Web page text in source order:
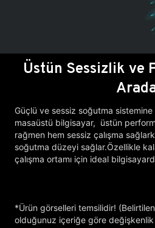
Üstün Sessizlik ve
Güçlü ve sessiz soğutma
masaüstü bilgisayar, üstün
rağmen hem sessiz çalışma
soğutma düzeyi sağlar.Özellikle
çalışma ortamı için ideal
*Ürün görselleri temsilidir! (Belirtilen
olduğunuz içeriğe göre